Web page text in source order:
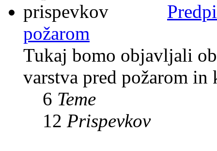
požarom
Tukaj bomo objavljali
varstva pred požarom
6 Teme
12 Prispevkov